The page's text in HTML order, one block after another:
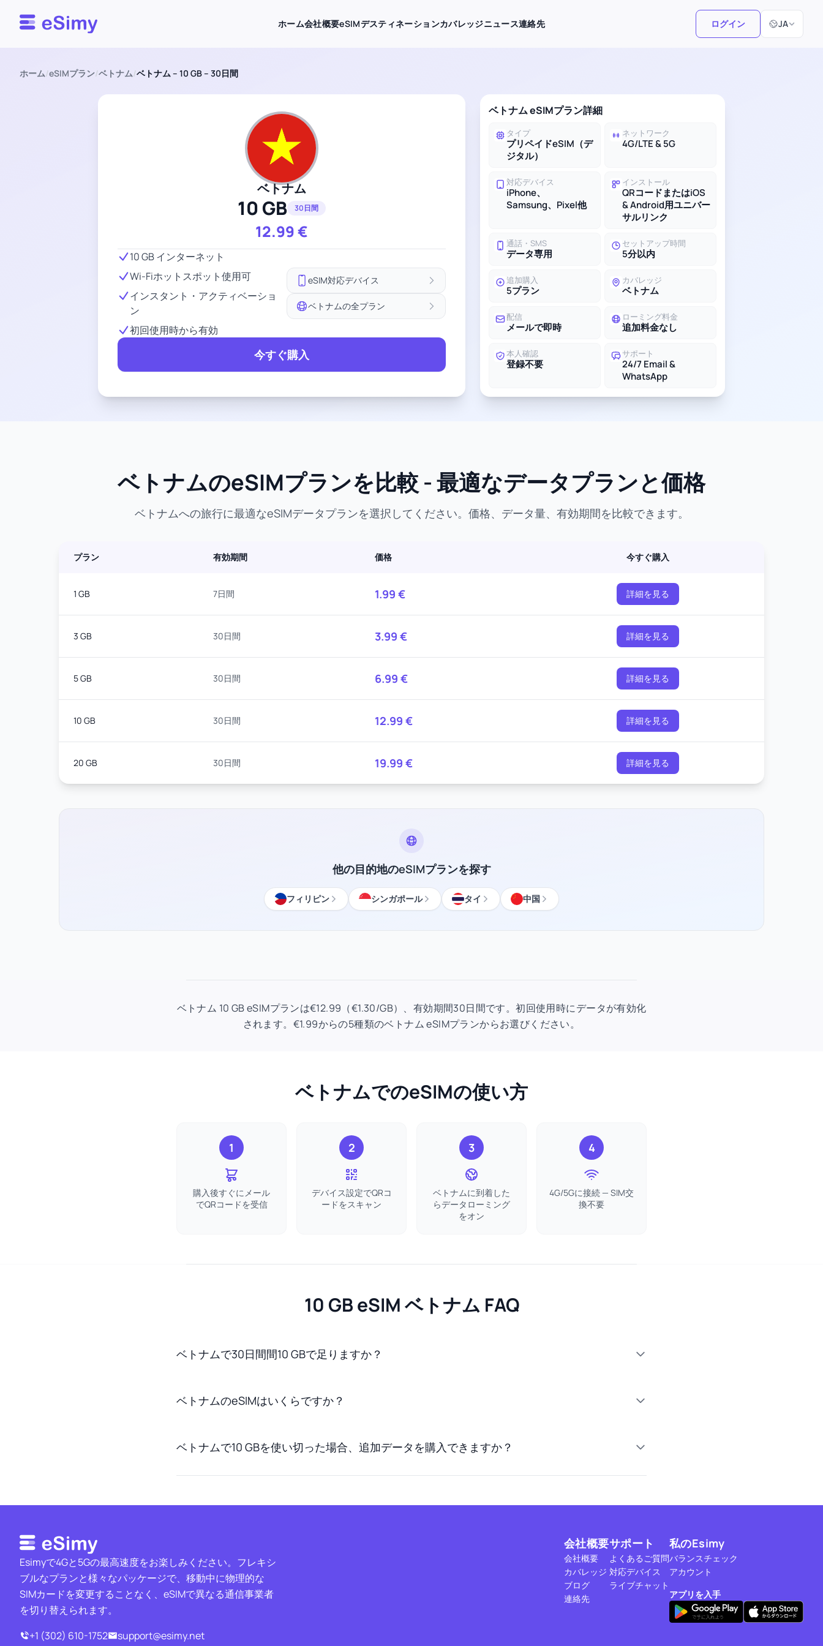
Esimy ホーム会社概要eSIMデスティネーションカバレッジニュース連絡先 ログイン JA
言語選択
ホーム/eSIMプラン/ベトナム/ベトナム – 10 GB – 30日間
ベトナム
10 GB 30日間
12.99€
10 GB インターネット
Wi-Fiホットスポット使用可
インスタント・アクティベーショ
ン
初回使用時から有効
eSIM対応デバイス
ベトナムの全プラン
今すぐ購入
ベトナム eSIMプラン詳細
タイプ
プリペイドeSIM（デ
ジタル）
ネットワーク
4G/LTE & 5G
対応デバイス
iPhone、
Samsung、Pixel他
インストール
QRコードまたはiOS
& Android用ユニバー
サルリンク
通話・SMS
データ専用
セットアップ時間
5分以内
追加購入
5プラン
カバレッジ
ベトナム
配信
メールで即時
ローミング料金
追加料金なし
本人確認
登録不要
サポート
24/7 Email &
WhatsApp
ベトナムのeSIMプランを比較 - 最適なデータプランと価格
ベトナムへの旅行に最適なeSIMデータプランを選択してください。価格、データ量、有効期間を比較できます。
プラン 有効期間 価格 今すぐ購入
1 GB 7日間 1.99 € 詳細を見る
3 GB 30日間 3.99 € 詳細を見る
5 GB 30日間 6.99 € 詳細を見る
10 GB 30日間 12.99 € 詳細を見る
20 GB 30日間 19.99 € 詳細を見る
他の目的地のeSIMプランを探す
フィリピン シンガポール タイ 中国
ベトナム 10 GB eSIMプランは€12.99（€1.30/GB）、有効期間30日間です。初回使用時にデータが有効化
されます。€1.99からの5種類のベトナム eSIMプランからお選びください。
ベトナムでのeSIMの使い方
1
購入後すぐにメール
でQRコードを受信
2
デバイス設定でQRコ
ードをスキャン
3
ベトナムに到着した
らデータローミング
をオン
4
4G/5Gに接続 — SIM交
換不要
10 GB eSIM ベトナム FAQ
ベトナムで30日間間10 GBで足りますか？
ベトナムのeSIMはいくらですか？
ベトナムで10 GBを使い切った場合、追加データを購入できますか？
Esimyで4Gと5Gの最高速度をお楽しみください。フレキシ
ブルなプランと様々なパッケージで、移動中に物理的な
SIMカードを変更することなく、eSIMで異なる通信事業者
を切り替えられます。
+1 (302) 610-1752
support@esimy.net
会社概要
会社概要
カバレッジ
ブログ
連絡先
サポート
よくあるご質問
対応デバイス
ライブチャット
私のEsimy
バランスチェック
アカウント
アプリを入手